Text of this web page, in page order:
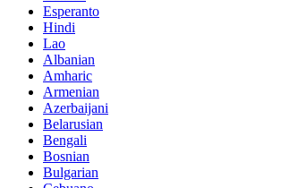
Esperanto
Hindi
Lao
Albanian
Amharic
Armenian
Azerbaijani
Belarusian
Bengali
Bosnian
Bulgarian